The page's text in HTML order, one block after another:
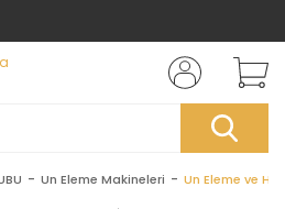
Un Eleme Makineleri Un Eleme ve